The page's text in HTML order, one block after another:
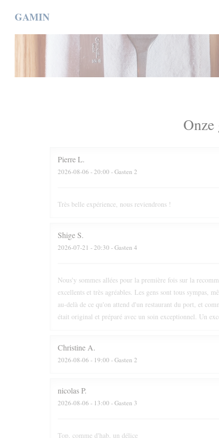
GAMIN
Onze
PierreL
2026-08-06 - 20:00 - Gasten 2
Très belle expérience, nous reviendrons !
Shige S
2026-07-21 - 20:30 - Gasten 4
Nous'y sommes allées pour la première fois sur la
excellents et très agréables. Les gens sont tous sympas,
au-delà de ce qu'on attend d'un restaurant du port, et
était original et préparé avec un soin exceptionnel. Un
Christine A
2026-08-06 - 19:00 - Gasten 2
nicolasP
2026-08-06 - 13:00 - Gasten 3
Top, comme d'hab, un délice